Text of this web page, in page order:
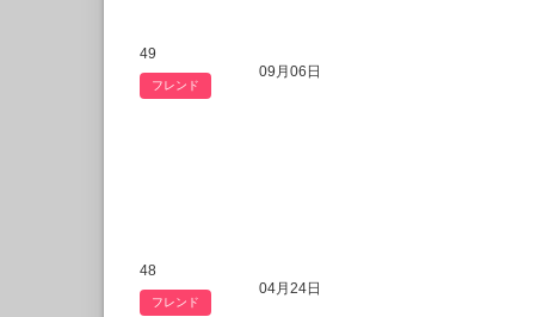
49
フレンド
09月06日
48
フレンド
04月24日